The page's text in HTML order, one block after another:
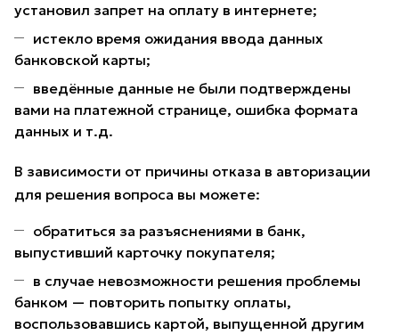
установил запрет на оплату в интернете;
истекло время ожидания ввода данных
банковской карты;
введённые данные не были подтверждены
вами на платежной странице, ошибка формата
данных и т.д.
В зависимости от причины отказа в авторизации
для решения вопроса вы можете:
обратиться за разъяснениями в банк,
выпустивший карточку покупателя;
в случае невозможности решения проблемы
банком — повторить попытку оплаты,
воспользовавшись картой, выпущенной другим